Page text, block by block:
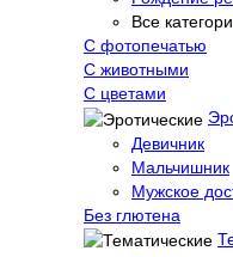
Все
С фотопечатью
C животными
С цветами
Девичник
Мальчишник
Мужское
Без глютена